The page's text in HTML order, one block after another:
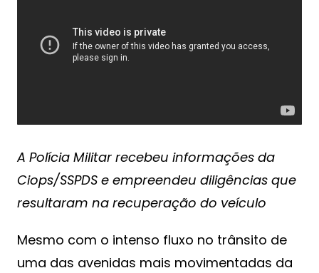
A Polícia Militar recebeu informações da
Ciops/SSPDS e empreendeu diligências que
resultaram na recuperação do veículo
Mesmo com o intenso fluxo no trânsito de
uma das avenidas mais movimentadas da